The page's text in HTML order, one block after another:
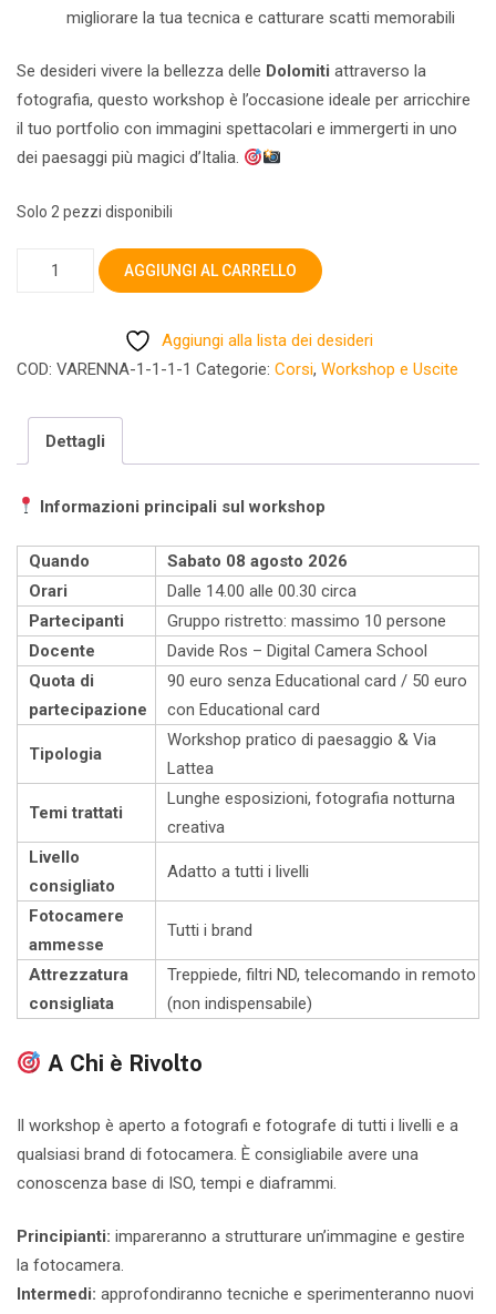
migliorare la tua tecnica e catturare scatti memorabili
Se desideri vivere la bellezza delle Dolomiti attraverso la
fotografia, questo workshop è l’occasione ideale per arricchire
il tuo portfolio con immagini spettacolari e immergerti in uno
dei paesaggi più magici d’Italia.
Solo 2 pezzi disponibili
LAGO
di
sabato
08
agosto
POSTI)
quantità
AGGIUNGI AL CARRELLO
Aggiungi alla lista dei desideri
COD: VARENNA-1-1-1-1 Categorie: Corsi, Workshop e Uscite
Dettagli
Informazioni principali sul workshop
Quando
Sabato 08 agosto 2026
Orari
Dalle 14.00 alle 00.30 circa
Partecipanti
Gruppo ristretto: massimo 10 persone
Docente
Davide Ros – Digital Camera School
Quota di
partecipazione
90 euro senza Educational card / 50 euro
con Educational card
Tipologia
Workshop pratico di paesaggio & Via
Lattea
Temi trattati
Lunghe esposizioni, fotografia notturna
creativa
Livello
consigliato
Adatto a tutti i livelli
Fotocamere
ammesse
Tutti i brand
Attrezzatura
consigliata
Treppiede, filtri ND, telecomando in remoto
(non indispensabile)
A Chi è Rivolto
Il workshop è aperto a fotografi e fotografe di tutti i livelli e a
qualsiasi brand di fotocamera. È consigliabile avere una
conoscenza base di ISO, tempi e diaframmi.
Principianti: impareranno a strutturare un’immagine e gestire
la fotocamera.
Intermedi: approfondiranno tecniche e sperimenteranno nuovi